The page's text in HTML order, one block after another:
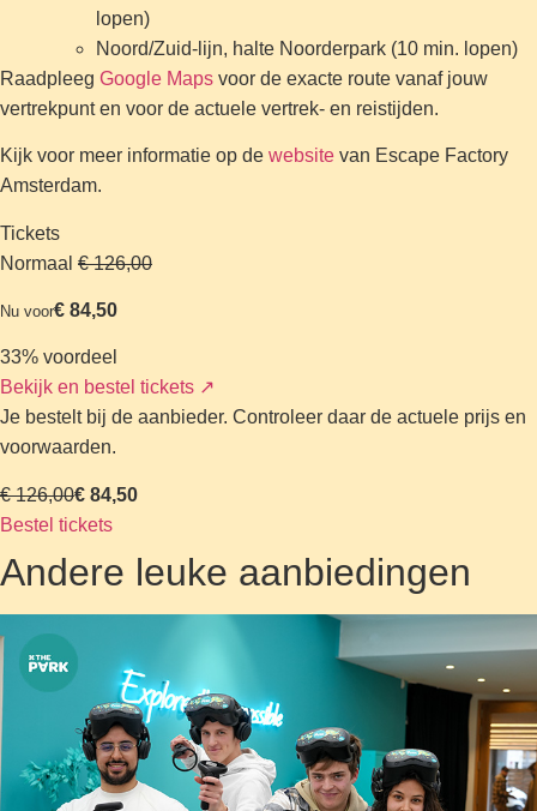
lopen)
Noord/Zuid-lijn, halte Noorderpark (10 min. lopen)
Raadpleeg Google Maps voor de exacte route vanaf jouw
vertrekpunt en voor de actuele vertrek- en reistijden.
Kijk voor meer informatie op de website van Escape Factory
Amsterdam.
Tickets
Normaal € 126,00
Nu voor€ 84,50
33% voordeel
Bekijk en bestel tickets ↗
Je bestelt bij de aanbieder. Controleer daar de actuele prijs en
voorwaarden.
€ 126,00€ 84,50
Bestel tickets
Andere leuke aanbiedingen